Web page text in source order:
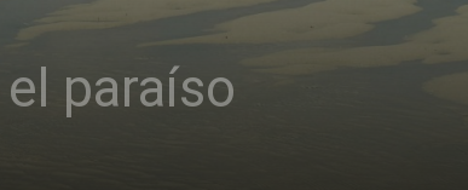
paraíso